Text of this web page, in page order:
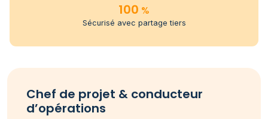
100 %
Sécurisé avec partage tiers
Chef de projet & conducteur
d’opérations